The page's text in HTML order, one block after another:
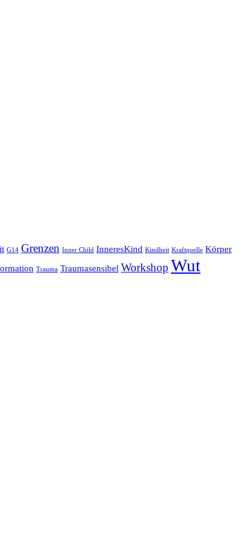
G14 Grenzen Inner Child InneresKind Kindheit Kraftquelle Körper
Trauma Traumasensibel Workshop Wut